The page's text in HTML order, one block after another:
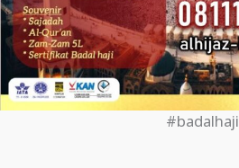
#badalhaji